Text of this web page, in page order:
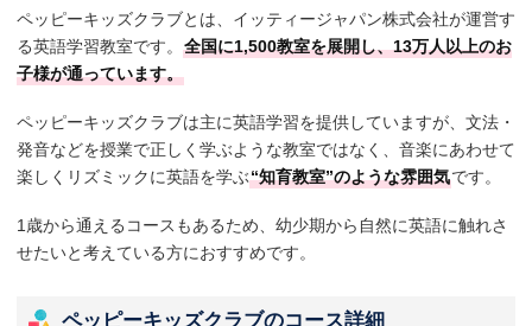
ペッピーキッズクラブとは、イッティージャパン株式会社が運営す
る英語学習教室です。 全国に1,500教室を展開し、13万人以上のお
子様が通っています。
ペッピーキッズクラブは主に英語学習を提供していますが、文法・
発音などを授業で正しく学ぶような教室ではなく、音楽にあわせて
楽しくリズミックに英語を学ぶ“知育教室”のような雰囲気です。
1歳から通えるコースもあるため、幼少期から自然に英語に触れさ
せたいと考えている方におすすめです。
ペッピーキッズクラブのコース詳細